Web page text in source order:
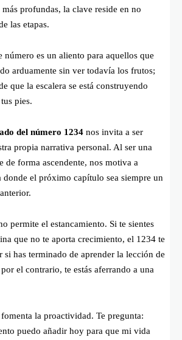
más profundas, la clave reside en no
las etapas.
número es un aliento para aquellos que
arduamente sin ver todavía los frutos;
que la escalera se está construyendo
pies.
del número 1234 nos invita a ser
propia narrativa personal. Al ser una
de forma ascendente, nos motiva a
donde el próximo capítulo sea siempre un
permite el estancamiento. Si te sientes
que no te aporta crecimiento, el 1234 te
si has terminado de aprender la lección de
el contrario, te estás aferrando a una
la proactividad. Te pregunta:
puedo añadir hoy para que mi vida